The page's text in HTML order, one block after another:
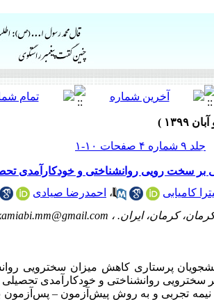
جلد ۹ شماره ۴ صفحات ۱۰-۱
بر سخت رویی روانشناختی و خودکارآمدی
کامیابی ، احمدرضا صیادی
کرمان، ایران. ،
پرستاری کاهش میزان سخت­رویی
سخت­رویی روانشناختی و خودکارآمدی تحصیلی
تجربی و به روش پیش‌آزمون – پس‌آزمون